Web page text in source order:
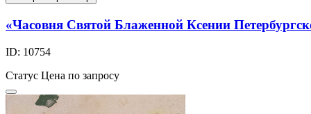
«Часовня Святой Блаженной Ксении
ID: 10754
Статус Цена по запросу